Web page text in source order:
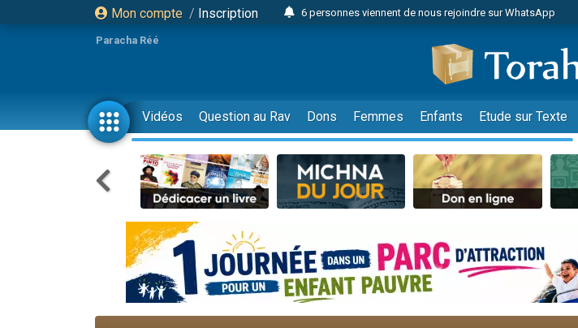
Mon compte / Inscription
6 personnes viennent de nous rejoindre sur WhatsApp
2 personnes viennent de faire un don pour 1 Journée
17 personnes viennent de demander une bénédiction
4 personnes viennent de nous rejoindre sur WhatsApp
Il reste 49 places pour étudier en groupe sur Zoom
23 personnes viennent de faire un don pour Diane, 80
Eva vient de donner son Maasser
4 personnes viennent de nous rejoindre sur WhatsApp
3 personnes viennent de faire un don pour 5 jours de
Odaya vient de donner son Maasser
13 personnes viennent de demander une bénédiction
Paracha Réé
Vidéos Question au Rav Dons Femmes Enfants Etude sur Texte